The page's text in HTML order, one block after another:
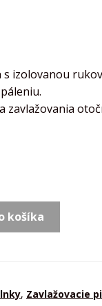
s izolovanou
zavlažovania
košíka
, Zavlažovacie